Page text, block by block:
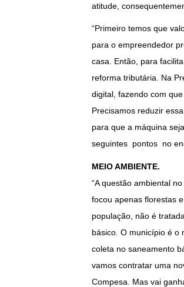
atitude,
“Primeiro temos que
para o empreendedor
casa. Então, para
reforma tributária. Na
digital, fazendo com
Precisamos reduzir
para que a máquina
seguintes pontos no
MEIO AMBIENTE.
“A questão ambiental
focou apenas florestas
população, não é
básico. O município é o
coleta no saneamento
vamos contratar uma
Compesa. Mas vai